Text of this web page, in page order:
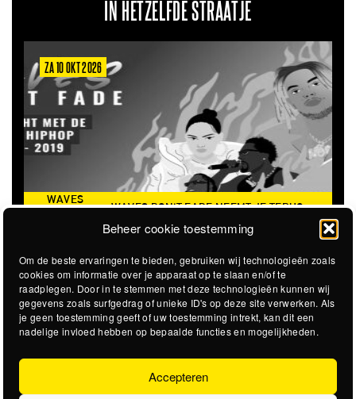
Beheer cookie toestemming
Om de beste ervaringen te bieden, gebruiken wij technologieën zoals
cookies om informatie over je apparaat op te slaan en/of te
raadplegen. Door in te stemmen met deze technologieën kunnen wij
gegevens zoals surfgedrag of unieke ID's op deze site verwerken. Als
je geen toestemming geeft of uw toestemming intrekt, kan dit een
nadelige invloed hebben op bepaalde functies en mogelijkheden.
Accepteren
IN HETZELFDE STRAATJE
ZA 10 OKT 2026
WAVES
WAVES DON'T FADE NEEMT JE TERUG
NAAR DE ICONISCHE ZOMER VAN 2016
THE